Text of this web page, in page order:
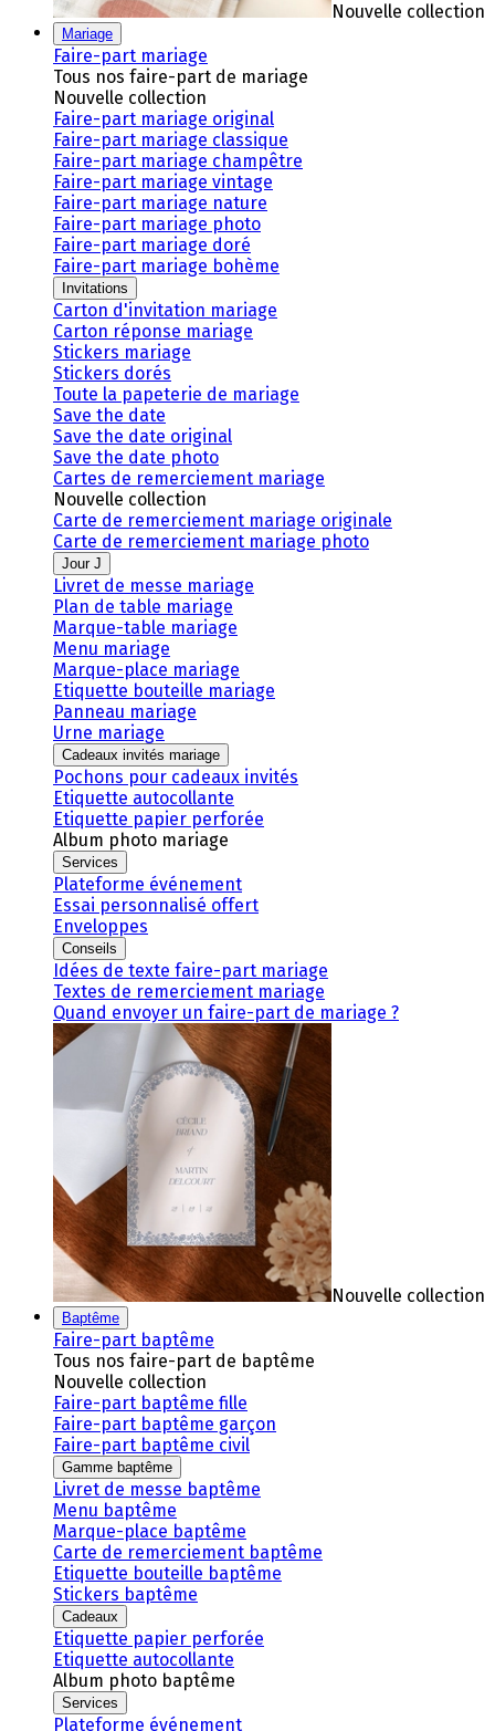
Nouvelle collection
Mariage
Faire-part mariage
Tous nos faire-part de mariage
Nouvelle collection
Faire-part mariage original
Faire-part mariage classique
Faire-part mariage champêtre
Faire-part mariage vintage
Faire-part mariage nature
Faire-part mariage photo
Faire-part mariage doré
Faire-part mariage bohème
Invitations
Carton d'invitation mariage
Carton réponse mariage
Stickers mariage
Stickers dorés
Toute la papeterie de mariage
Save the date
Save the date original
Save the date photo
Cartes de remerciement mariage
Nouvelle collection
Carte de remerciement mariage originale
Carte de remerciement mariage photo
Jour J
Livret de messe mariage
Plan de table mariage
Marque-table mariage
Menu mariage
Marque-place mariage
Etiquette bouteille mariage
Panneau mariage
Urne mariage
Cadeaux invités mariage
Pochons pour cadeaux invités
Etiquette autocollante
Etiquette papier perforée
Album photo mariage
Services
Plateforme événement
Essai personnalisé offert
Enveloppes
Conseils
Idées de texte faire-part mariage
Textes de remerciement mariage
Quand envoyer un faire-part de mariage ?
Nouvelle collection
Baptême
Faire-part baptême
Tous nos faire-part de baptême
Nouvelle collection
Faire-part baptême fille
Faire-part baptême garçon
Faire-part baptême civil
Gamme baptême
Livret de messe baptême
Menu baptême
Marque-place baptême
Carte de remerciement baptême
Etiquette bouteille baptême
Stickers baptême
Cadeaux
Etiquette papier perforée
Etiquette autocollante
Album photo baptême
Services
Plateforme événement